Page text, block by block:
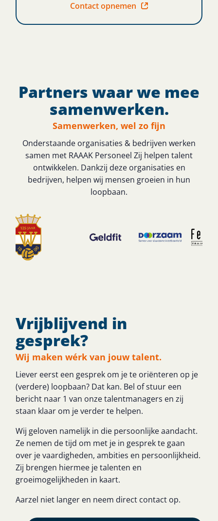
Contact opnemen
Partners waar we mee
samenwerken.
Samenwerken, wel zo fijn
Onderstaande organisaties & bedrijven werken
samen met RAAAK Personeel Zij helpen talent
ontwikkelen. Dankzij deze organisaties en
bedrijven, helpen wij mensen groeien in hun
loopbaan.
Vrijblijvend in
gesprek?
Wij maken wérk van jouw talent.
Liever eerst een gesprek om je te oriënteren op je
(verdere) loopbaan? Dat kan. Bel of stuur een
bericht naar 1 van onze talentmanagers en zij
staan klaar om je verder te helpen.
Wij geloven namelijk in die persoonlijke aandacht.
Ze nemen de tijd om met je in gesprek te gaan
over je vaardigheden, ambities en persoonlijkheid.
Zij brengen hiermee je talenten en
groeimogelijkheden in kaart.
Aarzel niet langer en neem direct contact op.